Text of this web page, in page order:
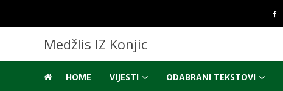
navigation
content
Medžlis IZ Konjic
HOME VIJESTI ODABRANI TEKSTOVI